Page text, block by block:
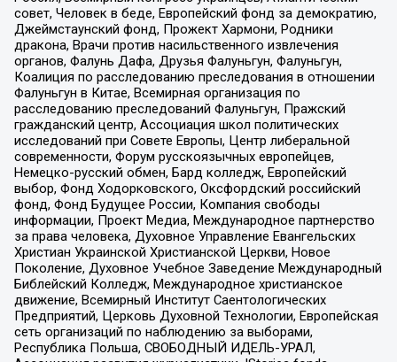
совет, Человек в беде, Европейский фонд за демократию,
Джеймстаунский фонд, Прожект Хармони, Родники
дракона, Врачи против насильственного извлечения
органов, Фалунь Дафа, Друзья Фалуньгун, Фалуньгун,
Коалиция по расследованию преследования в отношении
Фалуньгун в Китае, Всемирная организация по
расследованию преследований Фалуньгун, Пражский
гражданский центр, Ассоциация школ политических
исследований при Совете Европы, Центр либеральной
современности, Форум русскоязычных европейцев,
Немецко-русский обмен, Бард колледж, Европейский
выбор, Фонд Ходорковского, Оксфордский российский
фонд, Фонд Будущее России, Компания свободы
информации, Проект Медиа, Международное партнерство
за права человека, Духовное Управление Евангельских
Христиан Украинской Христианской Церкви, Новое
Поколение, Духовное Учебное Заведение Международный
Библейский Колледж, Международное христианское
движение, Всемирный Институт Саентологических
Предприятий, Церковь Духовной Технологии, Европейская
сеть организаций по наблюдению за выборами,
Республика Польша, СВОБОДНЫЙ ИДЕЛЬ-УРАЛ,